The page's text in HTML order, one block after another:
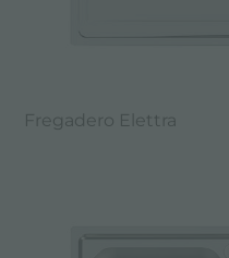
Fregadero Elettra